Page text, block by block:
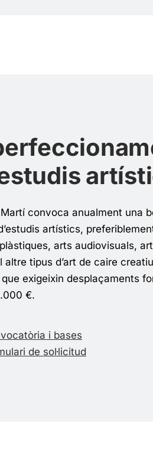
convoca anualment una
artístics,
arts audiovisuals,
tipus d’art de caire
exigeixin desplaçaments
€.
i bases
de sol·licitud